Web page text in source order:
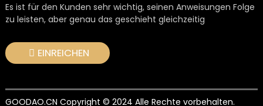
Es ist für den Kunden sehr wichtig, seinen Anweisungen Folge
zu leisten, aber genau das geschieht gleichzeitig
EINREICHEN
GOODAO.CN Copyright © 2024 Alle Rechte vorbehalten.